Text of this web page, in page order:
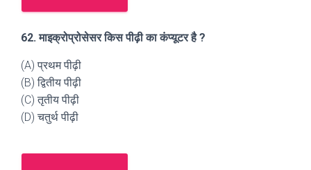
62. माइक्रोप्रोसेसर किस पीढ़ी का कंप्यूटर है ?
(A) प्रथम पीढ़ी
(B) द्वितीय पीढ़ी
(C) तृतीय पीढ़ी
(D) चतुर्थ पीढ़ी